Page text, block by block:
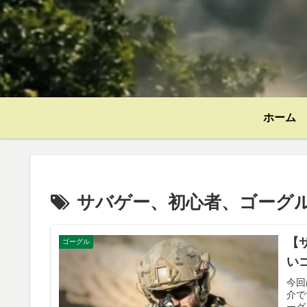
ホーム
サバゲー、初心者、ゴーグ
ゴーグル
い
今
介